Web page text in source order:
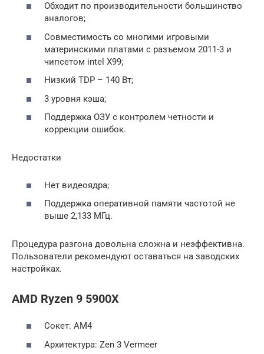
Обходит по производительности большинство
аналогов;
Совместимость со многими игровыми
материнскими платами с разъемом 2011-3 и
чипсетом intel X99;
Низкий TDP – 140 Вт;
3 уровня кэша;
Поддержка ОЗУ с контролем четности и
коррекции ошибок.
Недостатки
Нет видеоядра;
Поддержка оперативной памяти частотой не
выше 2,133 МГц.
Процедура разгона довольна сложна и неэффективна.
Пользователи рекомендуют оставаться на заводских
настройках.
AMD Ryzen 9 5900X
Сокет: AM4
Архитектура: Zen 3 Vermeer